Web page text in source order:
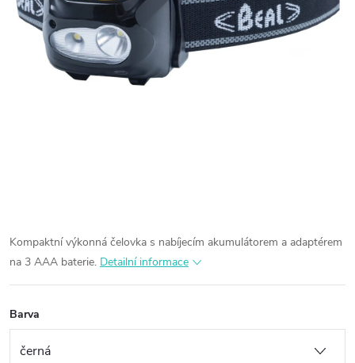
Kompaktní výkonná čelovka s nabíjecím akumulátorem a adaptérem
na 3 AAA baterie. Detailní informace
Barva